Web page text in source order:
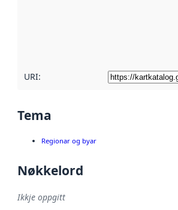
URI:
Tema
Regionar og byar
Nøkkelord
Ikkje oppgitt